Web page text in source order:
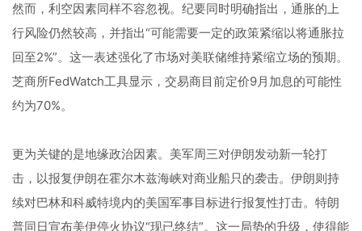
然而，利空因素同样不容忽视。纪要同时明确指出，通胀的上
行风险仍然较高，并指出“可能需要一定的政策紧缩以将通胀拉
回至2%”。这一表述强化了市场对美联储维持紧缩立场的预期。
芝商所FedWatch工具显示，交易商目前定价9月加息的可能性
约为70%。
更为关键的是地缘政治因素。美军周三对伊朗发动新一轮打
击，以报复伊朗在霍尔木兹海峡对商业船只的袭击。伊朗则持
续对巴林和科威特境内的美国军事目标进行报复性打击。特朗
普同日宣布美伊停火协议“现已终结”。这一局势的升级，使得能